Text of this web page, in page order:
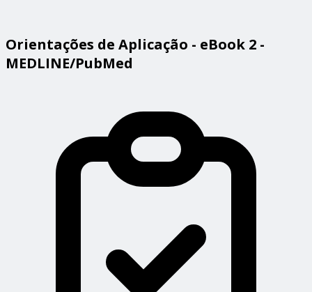
Orientações de Aplicação - eBook 2 -
MEDLINE/PubMed